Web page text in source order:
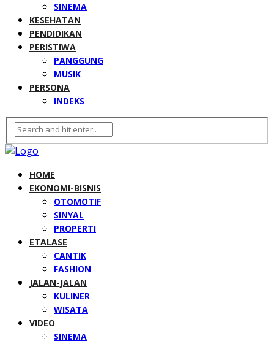
SINEMA
KESEHATAN
PENDIDIKAN
PERISTIWA
PANGGUNG
MUSIK
PERSONA
INDEKS
HOME
EKONOMI-BISNIS
OTOMOTIF
SINYAL
PROPERTI
ETALASE
CANTIK
FASHION
JALAN-JALAN
KULINER
WISATA
VIDEO
SINEMA